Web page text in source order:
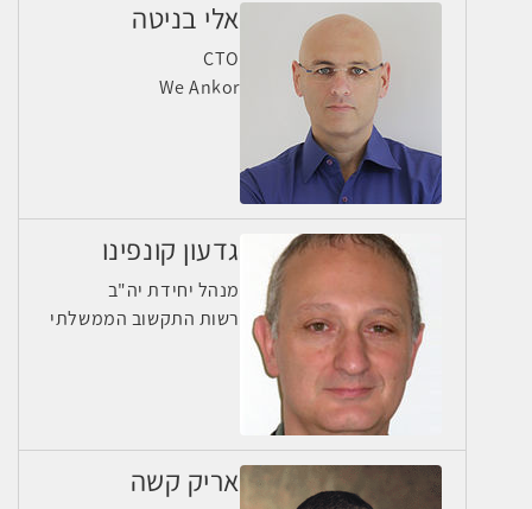
אלי בניטה
CTO
We Ankor
גדעון קונפינו
מנהל יחידת יה"ב
רשות התקשוב הממשלתי
אריק קשה